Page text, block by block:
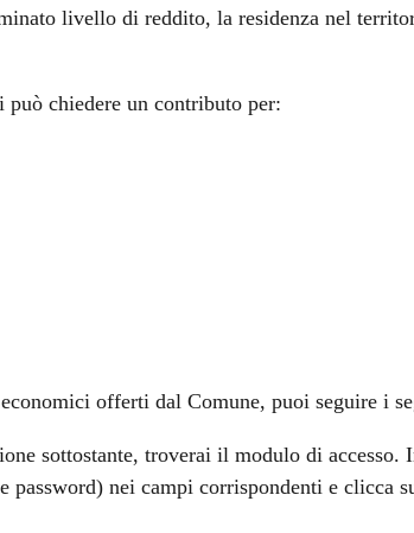
livello di reddito, la residenza nel
può chiedere un contributo per:
offerti dal Comune, puoi seguire i
sottostante, troverai il modulo di accesso.
password) nei campi corrispondenti e clicca